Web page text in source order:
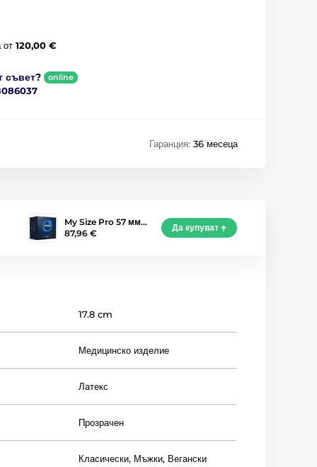
от 120,00 €
съвет? online
Гаранция: 36 месеца
My Size Pro 57 мм…
87,96 €
Да купуват
17.8 cm
Медицинско изделие
Латекс
Прозрачен
Класически, Мъжки, Вегански